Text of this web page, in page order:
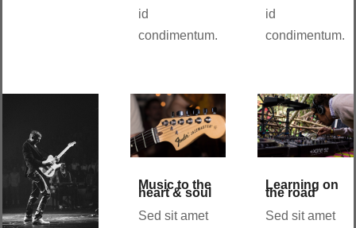
id
condimentum.
id
condimentum.
Music to the
heart & soul
Sed sit amet
Learning on
the road
Sed sit amet